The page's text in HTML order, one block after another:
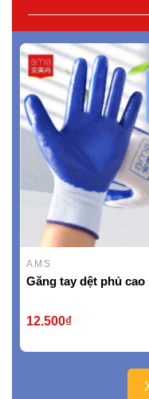
AMS
Găng tay dệt phủ cao
12.500₫